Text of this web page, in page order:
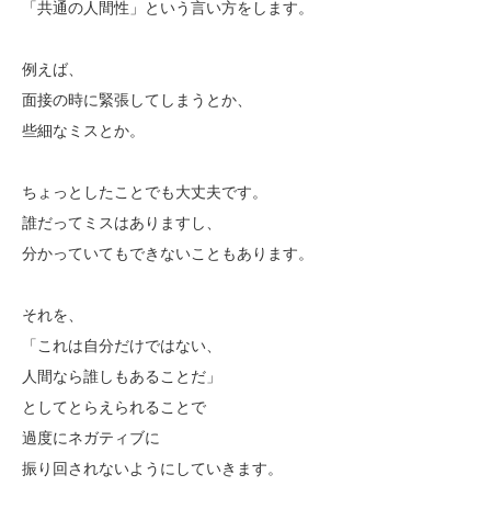
「共通の人間性」という言い方をします。
例えば、
面接の時に緊張してしまうとか、
些細なミスとか。
ちょっとしたことでも大丈夫です。
誰だってミスはありますし、
分かっていてもできないこともあります。
それを、
「これは自分だけではない、
人間なら誰しもあることだ」
としてとらえられることで
過度にネガティブに
振り回されないようにしていきます。